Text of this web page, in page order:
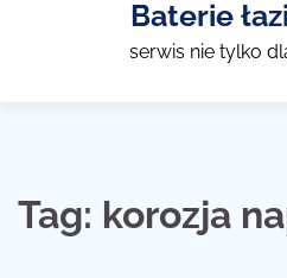
Baterie
serwis nie tylko
Tag: korozja